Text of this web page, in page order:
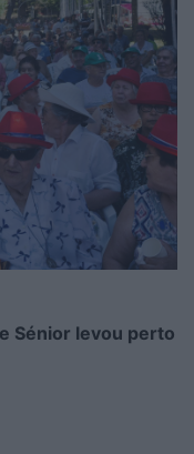
Sénior levou perto